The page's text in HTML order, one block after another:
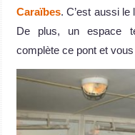
Caraïbes. C’est aussi le
De plus, un espace
complète ce pont et